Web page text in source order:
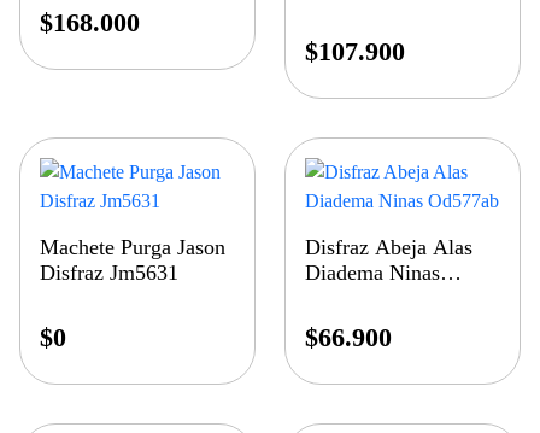
$168.000
$107.900
Machete Purga Jason
Disfraz Jm5631
$0
Disfraz Abeja Alas
Diadema Ninas
$66.900